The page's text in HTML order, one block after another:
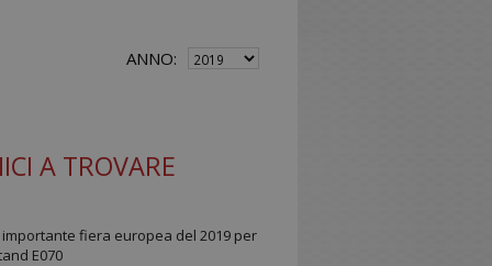
ANNO:
A TROVARE
importante fiera europea del 2019 per
E070